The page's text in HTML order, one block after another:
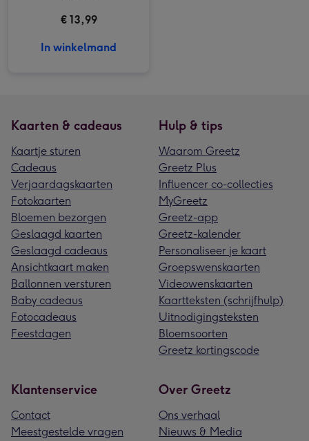
€ 13,99
In winkelmand
Kaarten & cadeaus
Kaartje sturen
Cadeaus
Verjaardagskaarten
Fotokaarten
Bloemen bezorgen
Geslaagd kaarten
Geslaagd cadeaus
Ansichtkaart maken
Ballonnen versturen
Baby cadeaus
Fotocadeaus
Feestdagen
Hulp & tips
Waarom Greetz
Greetz Plus
Influencer co-collecties
MyGreetz
Greetz-app
Greetz-kalender
Personaliseer je kaart
Groepswenskaarten
Videowenskaarten
Kaartteksten (schrijfhulp)
Uitnodigingsteksten
Bloemsoorten
Greetz kortingscode
Klantenservice
Contact
Meestgestelde vragen
Over Greetz
Ons verhaal
Nieuws & Media